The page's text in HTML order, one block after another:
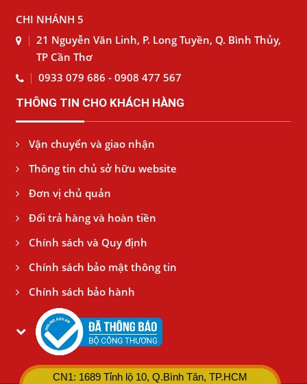
CHI NHÁNH 5
21 Nguyễn Văn Linh, P. Long Tuyền, Q. Bình Thủy,
TP Cần Thơ
0933 079 686 - 0908 477 567
THÔNG TIN CHO KHÁCH HÀNG
Vận chuyển và giao nhận
Thông tin chủ sở hữu website
Đơn vị chủ quản
Đổi trả hàng và hoàn tiền
Chính sách và Quy định
Chính sách bảo mật thông tin
Chính sách bảo hành
CN1: 1689 Tỉnh lộ 10, Q.Bình Tân, TP.HCM